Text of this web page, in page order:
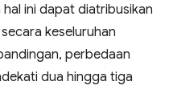
ini dapat diatribusikan
keseluruhan
perbedaan
dua hingga tiga